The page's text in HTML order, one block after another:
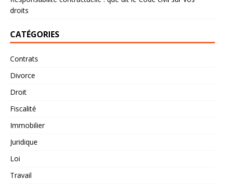
droits
CATÉGORIES
Contrats
Divorce
Droit
Fiscalité
Immobilier
Juridique
Loi
Travail